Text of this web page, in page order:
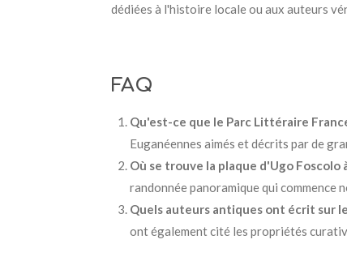
dédiées à l'histoire locale ou aux auteurs
FAQ
Qu'est-ce que le Parc Littéraire
Euganéennes aimés et décrits par de
Où se trouve la plaque d'Ugo
randonnée panoramique qui commence
Quels auteurs antiques ont écrit sur
ont également cité les propriétés